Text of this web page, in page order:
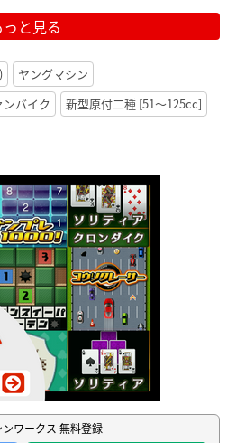
っと見る
ヤングマシン
バイク
新型原付二種 [51〜125cc]
ワークス 無料登録